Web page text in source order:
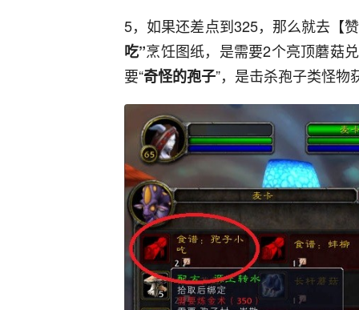
5，如果还差点到325，那么就去【
吃”烹饪图纸，是需要2个亮顶蘑菇
要“奇怪的孢子”，是击杀孢子类怪物